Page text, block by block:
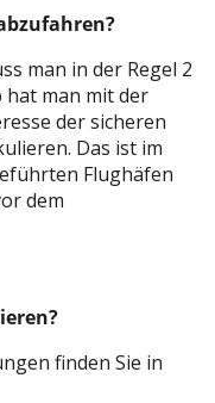
man in der Regel 2
man mit der
der sicheren
Das ist im
Flughäfen
dem
finden Sie in